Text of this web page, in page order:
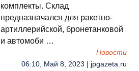
комплекты. Склад
предназначался для ракетно-
артиллерийской, бронетанковой
и автомоби …
Новости
06:10, Май 8, 2023 | jpgazeta.ru